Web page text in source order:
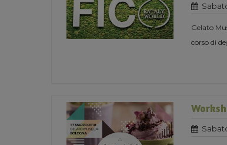
Gelato
corso di